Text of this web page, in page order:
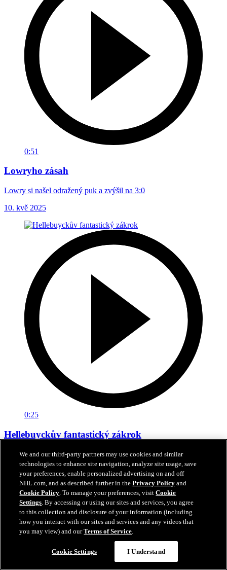
0:51
Lowryho zásah
Lowry si našel odražený puk a zvýšil na 3:0
10. kvě 2025
0:25
Hellebuyckův fantastický zákrok
Hellebuyck díky úžasnému zákroku uhájil nulu
10. kvě 2025
We and our third-party partners may use cookies and similar
technologies to enhance site navigation, analyze site usage, save
your preferences, enable personalized advertising on and off
NHL.com, and as described further in thePrivacy Policy and
Cookie Policy. To manage your preferences, visitCookie
Settings. By accessing or using our sites and services, you agree
to this collection and disclosure of your information (including
how you interact with our sites and services and any videos that
you may view) and ourTerms of Service.
Cookie Settings I Understand